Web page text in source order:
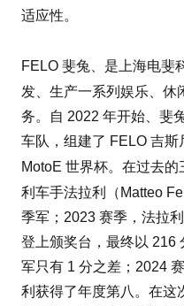
适应性。
FELO 斐兔、是上海电斐
发、生产一系列娱乐、休
务。自 2022 年开始、斐
车队，组建了 FELO 吉斯
MotoE 世界杯。在过去的
利车手法拉利 （Matteo
季军；2023 赛季，法拉
登上颁奖台，最终以 216
军只有 1 分之差；2024
利获得了年度第八。在这